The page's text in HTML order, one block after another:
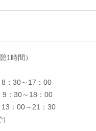
1時間）
：30～17：00
9：30～18：00
：00～21：30